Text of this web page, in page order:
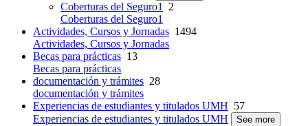
Coberturas del Seguro1
2
Coberturas del Seguro1
Actividades, Cursos y Jornadas 1494
Actividades, Cursos y Jornadas
Becas para prácticas 13
Becas para prácticas
documentación y trámites 28
documentación y trámites
Experiencias de estudiantes y titulados UMH 57
Experiencias de estudiantes y titulados UMH
See more